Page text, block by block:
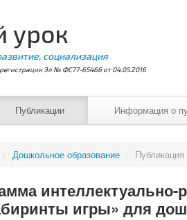
урок
социализация
Эл № ФС77-65466 от 04.05.2016
Публикации Информация о
/ Дошкольное образование /
игры» для